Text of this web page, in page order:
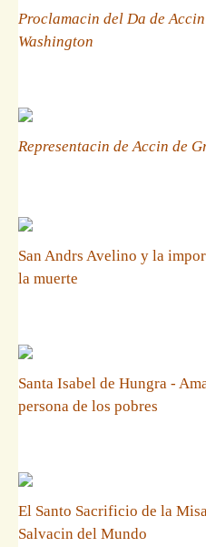
Proclamacin del Da de
Washington
Representacin de Accin de
San Andrs Avelino y la
la muerte
Santa Isabel de Hungra -
persona de los pobres
El Santo Sacrificio de la
Salvacin del Mundo